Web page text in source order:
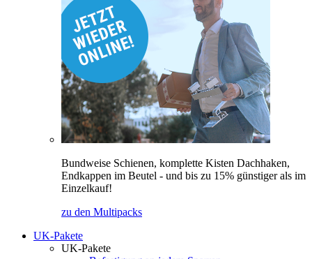
Bundweise Schienen, komplette Kisten Dachhaken,
Endkappen im Beutel - und bis zu 15% günstiger als im
Einzelkauf!
zu den Multipacks
UK-Pakete
UK-Pakete